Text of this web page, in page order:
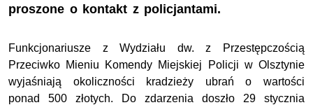
proszone o kontakt z policjantami.
Funkcjonariusze z Wydziału dw. z Przestępczością
Przeciwko Mieniu Komendy Miejskiej Policji w Olsztynie
wyjaśniają okoliczności kradzieży ubrań o wartości
ponad 500 złotych. Do zdarzenia doszło 29 stycznia